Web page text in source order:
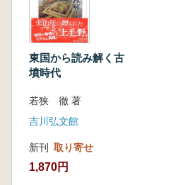
東国から読み解く古
墳時代
若狭 徹 著
吉川弘文館
新刊 取り寄せ
1,870円